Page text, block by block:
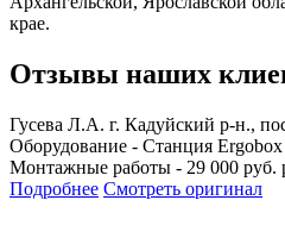
крае.
Отзывы наших
Гусева Л.А. г. Кадуйский р-н.,
Оборудование - Станция
Монтажные работы - 29 000 руб.
Подробнее Смотреть оригинал